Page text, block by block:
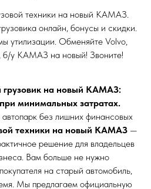
техники на новый КАМАЗ.
онлайн, бонусы и скидки.
утилизации. Обменяйте Volvo,
б/у КАМАЗ на новый! Звоните!
на новый КАМАЗ:
минимальных затратах.
без лишних финансовых
техники на новый КАМАЗ —
решение для владельцев
Вам больше не нужно
на старый автомобиль,
Мы предлагаем официальную